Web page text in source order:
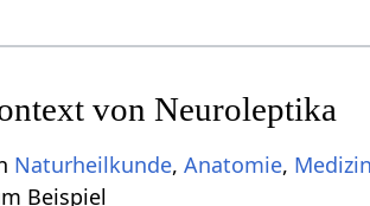
von Neuroleptika
Naturheilkunde,Anatomie, Medizin
Beispiel